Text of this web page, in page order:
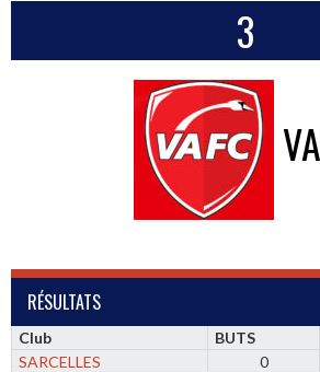
3
RÉSULTATS
Club BUTS
SARCELLES
0